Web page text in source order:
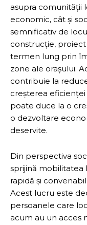
asupra comunității
economic, cât și
semnificativ de
construcție,
termen lung prin
zone ale orașului.
contribuie la
creșterea
poate duce la o
o dezvoltare
deservite.
Din perspectiva
sprijină mobilitatea
rapidă și
Acest lucru este
persoanele care
acum au un acces